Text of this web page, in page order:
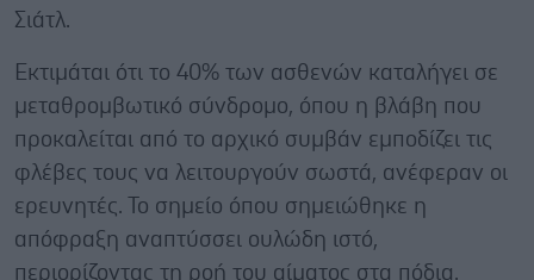
Σιάτλ.
Εκτιμάται ότι το 40% των ασθενών καταλήγει σε
μεταθρομβωτικό σύνδρομο, όπου η βλάβη που
προκαλείται από το αρχικό συμβάν εμποδίζει τις
φλέβες τους να λειτουργούν σωστά, ανέφεραν οι
ερευνητές. Το σημείο όπου σημειώθηκε η
απόφραξη αναπτύσσει ουλώδη ιστό,
περιορίζοντας τη ροή του αίματος στα πόδια.